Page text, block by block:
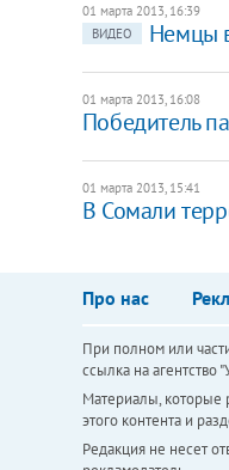
01 марта 2013, 16:39
ВИДЕО
Немцы
01 марта 2013, 16:08
Победитель
01 марта 2013, 15:41
В Сомали
Про нас
При полном или
ссылка на агентство
Материалы, которые
этого контента и
Редакция не несет